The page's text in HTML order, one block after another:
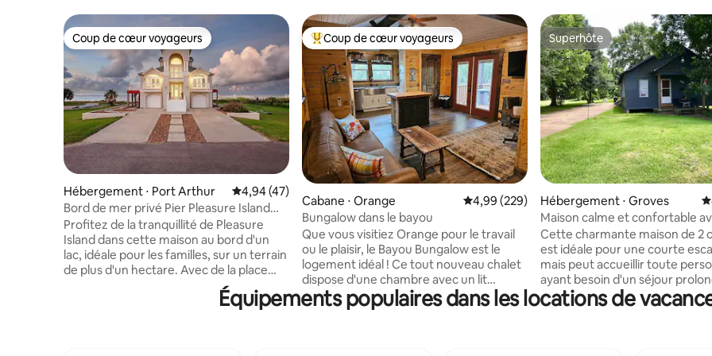
Coup de cœur voyageurs
Coup de cœur voyageurs
Hébergement ⋅ Port Arthur Évaluation moyenne sur la base de 47 commentaires : 4,94 sur 5
4,94 (47)
Bord de mer privé Pier Pleasure Island
Lake House
Profitez de la tranquillité de Pleasure
Island dans cette maison au bord d'un
lac, idéale pour les familles, sur un terrain
de plus d'un hectare. Avec de la place
pour accueillir confortablement
10 personnes, c'est la retraite idéale pour
Coups de cœur voyageurs les plus appréciés
Coup de cœur voyageurs
Cabane ⋅ Orange Évaluation moyenne sur la base de 229
4,99 (229)
Bungalow dans le bayou
Que vous visitiez Orange pour le travail
ou le plaisir, le Bayou Bungalow est le
logement idéal ! Ce tout nouveau chalet
dispose d'une chambre avec un lit
Casper queen size, ainsi que d'un canapé
convertible complet dans le séjour. Vous
Superhôte
Superhôte
Hébergement ⋅ Groves
Maison calme et confortable
Groves, Texas
Cette charmante maison de 2
est idéale pour une courte
mais peut accueillir toute
ayant besoin d'un séjour
voyageurs ont accès à toute la
compris un lave-linge et un
Équipements populaires dans les locations de